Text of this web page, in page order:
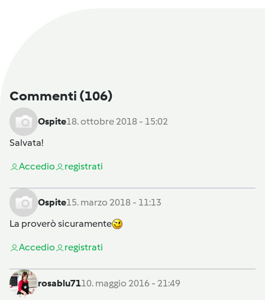
Commenti (106)
Ospite18. ottobre 2018 - 15:02
Salvata!
Accedio registrati
Ospite15. marzo 2018 - 11:13
La proverò sicuramente
Accedio registrati
rosablu7110. maggio 2016 - 21:49